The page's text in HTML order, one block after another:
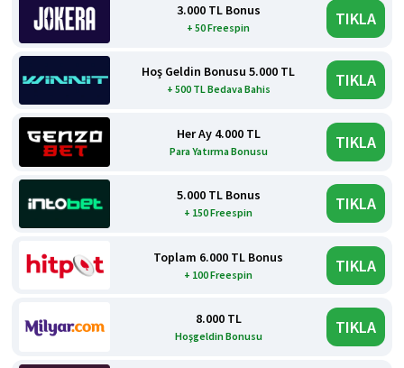
3.000 TL Bonus
+ 50 Freespin TIKLA
Hoş Geldin Bonusu 5.000 TL
+ 500 TL Bedava Bahis TIKLA
Her Ay 4.000 TL
Para Yatırma Bonusu TIKLA
5.000 TL Bonus
+ 150 Freespin TIKLA
Toplam 6.000 TL Bonus
+ 100 Freespin TIKLA
8.000 TL
Hoşgeldin Bonusu TIKLA